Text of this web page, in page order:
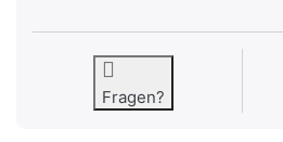
Fragen?